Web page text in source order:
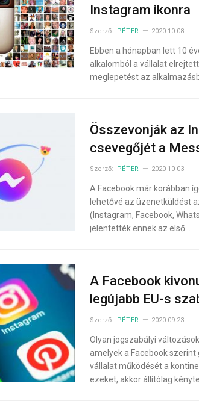
Instagram ikonra
Szerző: PÉTER 2020-10-08
Ebben a hónapban lett 10
alkalomból a vállalat
meglepetést az
Összevonják az
csevegőjét a
Szerző: PÉTER 2020-10-03
A Facebook már korábban
lehetővé az üzenetküldést
(Instagram, Facebook,
jelentették ennek az első…
A Facebook
legújabb EU-s
Szerző: PÉTER 2020-09-23
Olyan jogszabályi
amelyek a Facebook
vállalat működését a
ezeket, akkor állítólag